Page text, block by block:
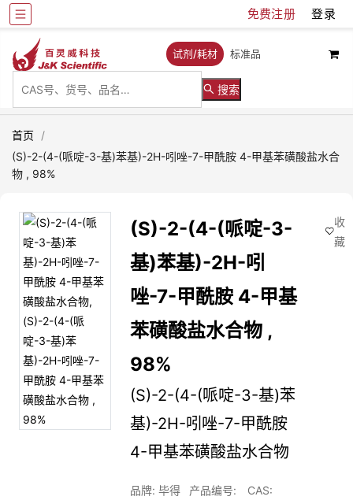
免费注册 登录
试剂/耗材 标准品
搜索
首页
/
(S)-2-(4-(哌啶-3-基)苯基)-2H-吲唑-7-甲酰胺 4-甲基苯磺酸盐水合
物 , 98%
(S)-2-(4-(哌啶-3-
基)苯基)-2H-吲
唑-7-甲酰胺 4-甲基
苯磺酸盐水合物 ,
98%
(S)-2-(4-(哌啶-3-基)苯
基)-2H-吲唑-7-甲酰胺
4-甲基苯磺酸盐水合物
品牌: 毕得
产品编号:
CAS:
收
藏